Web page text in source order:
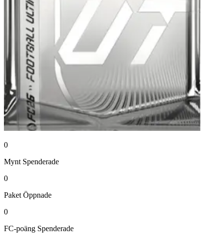
0
Mynt Spenderade
0
Paket Öppnade
0
FC-poäng Spenderade